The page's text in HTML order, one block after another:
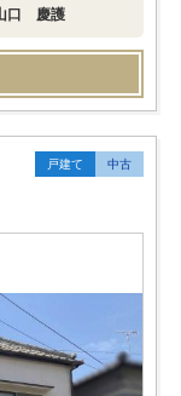
口 慶護
戸建て 中古